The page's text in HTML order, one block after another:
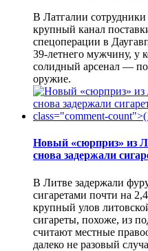
В Латгалии
крупный канал
спецоперации в
39-летнего мужчину, у
солидный арсенал —
оружие.
Новый «сюрприз» из
снова задержали
В Литве задержали
сигаретами почти на
крупный улов
сигареты, похоже, из
считают местные
далеко не разовый